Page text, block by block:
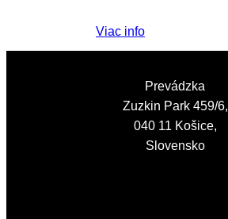
Viac info
Prevádzka
Zuzkin Park 459/6,
040 11 Košice,
Slovensko